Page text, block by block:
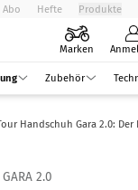
Abo Hefte Produkte
Marken
Zubehör
Handschuh Gara 2.0:
2.0